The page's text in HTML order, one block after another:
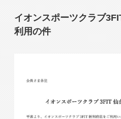
3FITとは
よくあるご質問
入会検討の方
イオンスポーツクラブ
利用の件